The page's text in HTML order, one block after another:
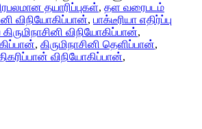
தயாரிப்புகள், தள வரைபடம்
விநியோகிப்பான், பாக்டீரியா எதிர்ப்பு
கிருமிநாசினி விநியோகிப்பான்,
, கிருமிநாசினி தெளிப்பான்,
விநியோகிப்பான்,